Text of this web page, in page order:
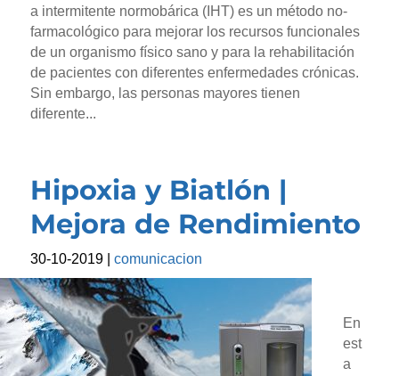
a intermitente normobárica (IHT) es un método no-
farmacológico para mejorar los recursos funcionales
de un organismo físico sano y para la rehabilitación
de pacientes con diferentes enfermedades crónicas.
Sin embargo, las personas mayores tienen
diferente...
Hipoxia y Biatlón |
Mejora de Rendimiento
30-10-2019 |comunicacion
En
est
a